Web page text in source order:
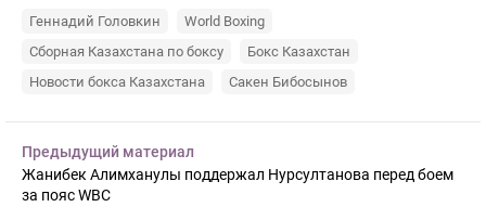
Геннадий Головкин
World Boxing
Сборная Казахстана по боксу
Бокс Казахстан
Новости бокса Казахстана
Сакен Бибосынов
Предыдущий материал
Жанибек Алимханулы поддержал Нурсултанова перед боем
за пояс WBC